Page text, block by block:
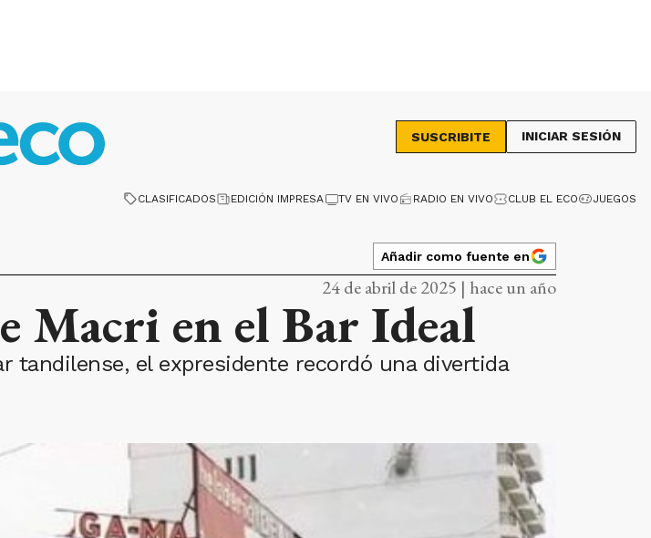
SUSCRIBITE INICIAR SESIÓN
CLASIFICADOS EDICIÓN IMPRESA TV EN VIVO RADIO EN VIVO CLUB EL ECO JUEGOS
Añadir como fuente en
24 de abril de 2025 | hace un año
Macri en el Bar Ideal
tandilense, el expresidente recordó una divertida